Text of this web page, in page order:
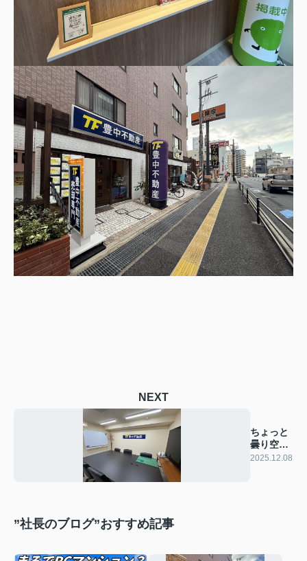
NEXT
ちょっと
曇り空で
す
2025.12.08
”社長のブログ”おすすめ記事